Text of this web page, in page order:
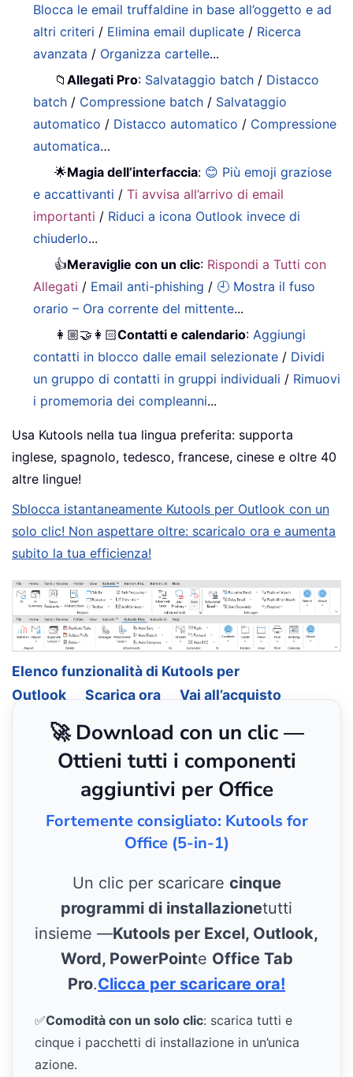
Blocca le email truffaldine in base all’oggetto e ad
altri criteri / Elimina email duplicate / Ricerca
avanzata / Organizza cartelle...
📁Allegati Pro: Salvataggio batch / Distacco
batch / Compressione batch / Salvataggio
automatico / Distacco automatico / Compressione
automatica…
🌟Magia dell’interfaccia: 😊 Più emoji graziose
e accattivanti /Ti avvisa all’arrivo di email
importanti / Riduci a icona Outlook invece di
chiuderlo...
👍Meraviglie con un clic: Rispondi a Tutti con
Allegati / Email anti-phishing / 🕘 Mostra il fuso
orario – Ora corrente del mittente...
👩🏼‍🤝‍👩🏻Contatti e calendario: Aggiungi
contatti in blocco dalle email selezionate / Dividi
un gruppo di contatti in gruppi individuali / Rimuovi
i promemoria dei compleanni...
Usa Kutools nella tua lingua preferita: supporta
inglese, spagnolo, tedesco, francese, cinese e oltre 40
altre lingue!
Sblocca istantaneamente Kutools per Outlook con un
solo clic! Non aspettare oltre: scaricalo ora e aumenta
subito la tua efficienza!
Elenco funzionalità di Kutools per
Outlook
Scarica ora Vai all’acquisto
🚀 Download con un clic —
Ottieni tutti i componenti
aggiuntivi per Office
Fortemente consigliato: Kutools for
Office (5-in-1)
Un clic per scaricare cinque
programmi di installazionetutti
insieme —Kutools per Excel, Outlook,
Word, PowerPointe Office Tab
Pro.Clicca per scaricare ora!
✅Comodità con un solo clic: scarica tutti e
cinque i pacchetti di installazione in un’unica
azione.